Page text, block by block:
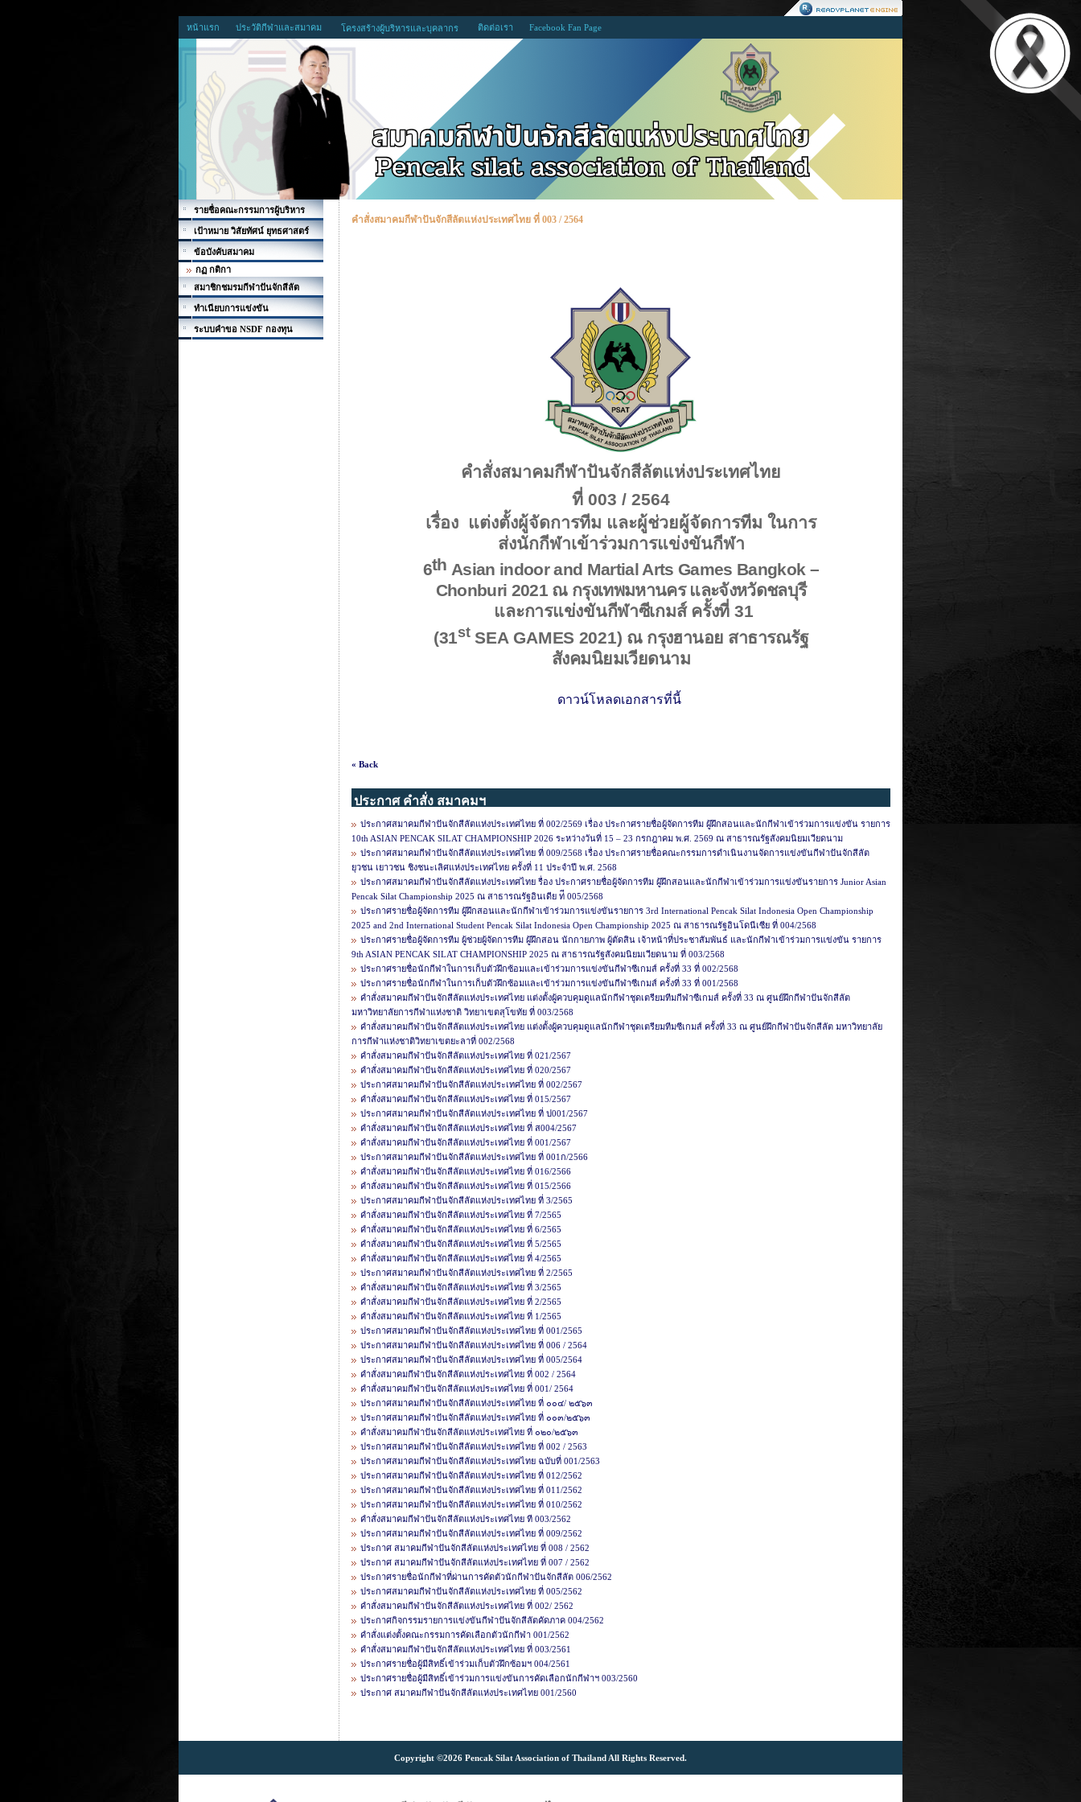
หน้าแรก ประวัติกีฬาและสมาคม โครงสร้างผู้บริหารและบุคลากร ติดต่อเรา Facebook Fan Page
รายชื่อคณะกรรมการผู้บริหาร
เป้าหมาย วิสัยทัศน์ ยุทธศาสตร์
ข้อบังคับสมาคม
กฏ กติกา
สมาชิกชมรมกีฬาปันจักสีลัต
ทำเนียบการแข่งขัน
ระบบคำขอ NSDF กองทุน
คำสั่งสมาคมกีฬาปันจักสีลัตแห่งประเทศไทย ที่ 003 / 2564
คำสั่งสมาคมกีฬาปันจักสีลัตแห่งประเทศไทย
ที่ 003 / 2564
เรื่อง แต่งตั้งผู้จัดการทีม และผู้ช่วยผู้จัดการทีม ในการ
ส่งนักกีฬาเข้าร่วมการแข่งขันกีฬา
6th Asian indoor and Martial Arts Games Bangkok –
Chonburi 2021 ณ กรุงเทพมหานคร และจังหวัดชลบุรี
และการแข่งขันกีฬาซีเกมส์ ครั้งที่ 31
(31stSEA GAMES 2021) ณ กรุงฮานอย สาธารณรัฐ
สังคมนิยมเวียดนาม
ดาวน์โหลดเอกสารที่นี้
« Back
ประกาศ คำสั่ง สมาคมฯ
ประกาศสมาคมกีฬาปันจักสีลัตแห่งประเทศไทย ที่ 002/2569 เรื่อง ประกาศรายชื่อผู้จัดการทีม ผู้ฝึกสอนและนักกีฬาเข้าร่วมการแข่งขัน รายการ
10th ASIAN PENCAK SILAT CHAMPIONSHIP 2026 ระหว่างวันที่ 15 – 23 กรกฎาคม พ.ศ. 2569 ณ สาธารณรัฐสังคมนิยมเวียดนาม
ประกาศสมาคมกีฬาปันจักสีลัตแห่งประเทศไทย ที่ 009/2568 เรื่อง ประกาศรายชื่อคณะกรรมการดำเนินงานจัดการแข่งขันกีฬาปันจักสีลัต
ยุวชน เยาวชน ชิงชนะเลิศแห่งประเทศไทย ครั้งที่ 11 ประจำปี พ.ศ. 2568
ประกาศสมาคมกีฬาปันจักสีลัตแห่งประเทศไทย รื่อง ประกาศรายชื่อผู้จัดการทีม ผู้ฝึกสอนและนักกีฬาเข้าร่วมการแข่งขันรายการ Junior Asian
Pencak Silat Championship 2025 ณ สาธารณรัฐอินเดีย ท่ี 005/2568
ประกาศรายชื่อผู้จัดการทีม ผู้ฝึกสอนและนักกีฬาเข้าร่วมการแข่งขันรายการ 3rd International Pencak Silat Indonesia Open Championship
2025 and 2nd International Student Pencak Silat Indonesia Open Championship 2025 ณ สาธารณรัฐอินโดนีเซีย ที่ 004/2568
ประกาศรายชื่อผู้จัดการทีม ผู้ช่วยผู้จัดการทีม ผู้ฝึกสอน นักกายภาพ ผู้ตัดสิน เจ้าหน้าที่ประชาสัมพันธ์ และนักกีฬาเข้าร่วมการแข่งขัน รายการ
9th ASIAN PENCAK SILAT CHAMPIONSHIP 2025 ณ สาธารณรัฐสังคมนิยมเวียดนาม ที่ 003/2568
ประกาศรายชื่อนักกีฬาในการเก็บตัวฝึกซ้อมและเข้าร่วมการแข่งขันกีฬาซีเกมส์ ครั้งที่ 33 ที่ 002/2568
ประกาศรายชื่อนักกีฬาในการเก็บตัวฝึกซ้อมและเข้าร่วมการแข่งขันกีฬาซีเกมส์ ครั้งที่ 33 ที่ 001/2568
คำสั่งสมาคมกีฬาปันจักสีลัตแห่งประเทศไทย แต่งตั้งผู้ควบคุมดูแลนักกีฬาชุดเตรียมทีมกีฬาซีเกมส์ ครั้งที่ 33 ณ ศูนย์ฝึกกีฬาปันจักสีลัต
มหาวิทยาลัยการกีฬาแห่งชาติ วิทยาเขตสุโขทัย ที่ 003/2568
คำสั่งสมาคมกีฬาปันจักสีลัตแห่งประเทศไทย แต่งตั้งผู้ควบคุมดูแลนักกีฬาชุดเตรียมทีมซีเกมส์ ครั้งที่ 33 ณ ศูนย์ฝึกกีฬาปันจักสีลัต มหาวิทยาลัย
การกีฬาแห่งชาติวิทยาเขตยะลาที่ 002/2568
คำสั่งสมาคมกีฬาปันจักสีลัตแห่งประเทศไทย ที่ 021/2567
คำสั่งสมาคมกีฬาปันจักสีลัตแห่งประเทศไทย ที่ 020/2567
ประกาศสมาคมกีฬาปันจักสีลัตแห่งประเทศไทย ที่ 002/2567
คำสั่งสมาคมกีฬาปันจักสีลัตแห่งประเทศไทย ที่ 015/2567
ประกาศสมาคมกีฬาปันจักสีลัตแห่งประเทศไทย ที่ ป001/2567
คำสั่งสมาคมกีฬาปันจักสีลัตแห่งประเทศไทย ที่ ส004/2567
คำสั่งสมาคมกีฬาปันจักสีลัตแห่งประเทศไทย ที่ 001/2567
ประกาศสมาคมกีฬาปันจักสีลัตแห่งประเทศไทย ที่ 001ก/2566
คำสั่งสมาคมกีฬาปันจักสีลัตแห่งประเทศไทย ที่ 016/2566
คำสั่งสมาคมกีฬาปันจักสีลัตแห่งประเทศไทย ที่ 015/2566
ประกาศสมาคมกีฬาปันจักสีลัตแห่งประเทศไทย ที่ 3/2565
คำสั่งสมาคมกีฬาปันจักสีลัตแห่งประเทศไทย ที่ 7/2565
คำสั่งสมาคมกีฬาปันจักสีลัตแห่งประเทศไทย ที่ 6/2565
คำสั่งสมาคมกีฬาปันจักสีลัตแห่งประเทศไทย ที่ 5/2565
คำสั่งสมาคมกีฬาปันจักสีลัตแห่งประเทศไทย ที่ 4/2565
ประกาศสมาคมกีฬาปันจักสีลัตแห่งประเทศไทย ที่ 2/2565
คำสั่งสมาคมกีฬาปันจักสีลัตแห่งประเทศไทย ที่ 3/2565
คำสั่งสมาคมกีฬาปันจักสีลัตแห่งประเทศไทย ที่ 2/2565
คำสั่งสมาคมกีฬาปันจักสีลัตแห่งประเทศไทย ที่ 1/2565
ประกาศสมาคมกีฬาปันจักสีลัตแห่งประเทศไทย ที่ 001/2565
ประกาศสมาคมกีฬาปันจักสีลัตแห่งประเทศไทย ที่ 006 / 2564
ประกาศสมาคมกีฬาปันจักสีลัตแห่งประเทศไทย ที่ 005/2564
คำสั่งสมาคมกีฬาปันจักสีลัตแห่งประเทศไทย ที่ 002 / 2564
คำสั่งสมาคมกีฬาปันจักสีลัตแห่งประเทศไทย ที่ 001/ 2564
ประกาศสมาคมกีฬาปันจักสีลัตแห่งประเทศไทย ที่ ๐๐๔/ ๒๕๖๓
ประกาศสมาคมกีฬาปันจักสีลัตแห่งประเทศไทย ที่ ๐๐๓/๒๕๖๓
คำสั่งสมาคมกีฬาปันจักสีลัตแห่งประเทศไทย ที่ ๐๒๐/๒๕๖๓
ประกาศสมาคมกีฬาปันจักสีลัตแห่งประเทศไทย ที่ 002 / 2563
ประกาศสมาคมกีฬาปันจักสีลัตแห่งประเทศไทย ฉบับที่ 001/2563
ประกาศสมาคมกีฬาปันจักสีลัตแห่งประเทศไทย ที่ 012/2562
ประกาศสมาคมกีฬาปันจักสีลัตแห่งประเทศไทย ที่ 011/2562
ประกาศสมาคมกีฬาปันจักสีลัตแห่งประเทศไทย ที่ 010/2562
คำสั่งสมาคมกีฬาปันจักสีลัตแห่งประเทศไทย ที 003/2562
ประกาศสมาคมกีฬาปันจักสีลัตแห่งประเทศไทย ที่ 009/2562
ประกาศ สมาคมกีฬาปันจักสีลัตแห่งประเทศไทย ที่ 008 / 2562
ประกาศ สมาคมกีฬาปันจักสีลัตแห่งประเทศไทย ที่ 007 / 2562
ประกาศรายชื่อนักกีฬาที่ผ่านการคัดตัวนักกีฬาปันจักสีลัต 006/2562
ประกาศสมาคมกีฬาปันจักสีลัตแห่งประเทศไทย ที่ 005/2562
คำสั่งสมาคมกีฬาปันจักสีลัตแห่งประเทศไทย ที่ 002/ 2562
ประกาศกิจกรรมรายการแข่งขันกีฬาปันจักสีลัตคัดภาค 004/2562
คำสั่งแต่งตั้งคณะกรรมการคัดเลือกตัวนักกีฬา 001/2562
คำสั่งสมาคมกีฬาปันจักสีลัตแห่งประเทศไทย ที่ 003/2561
ประกาศรายชื่อผู้มีสิทธิ์เข้าร่วมเก็บตัวฝึกซ้อมฯ 004/2561
ประกาศรายชื่อผู้มีสิทธิ์เข้าร่วมการแข่งขันการคัดเลือกนักกีฬาฯ 003/2560
ประกาศ สมาคมกีฬาปันจักสีลัตแห่งประเทศไทย 001/2560
Copyright ©2026 Pencak Silat Association of Thailand All Rights Reserved.